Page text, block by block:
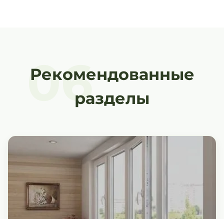
06
Рекомендованные
разделы